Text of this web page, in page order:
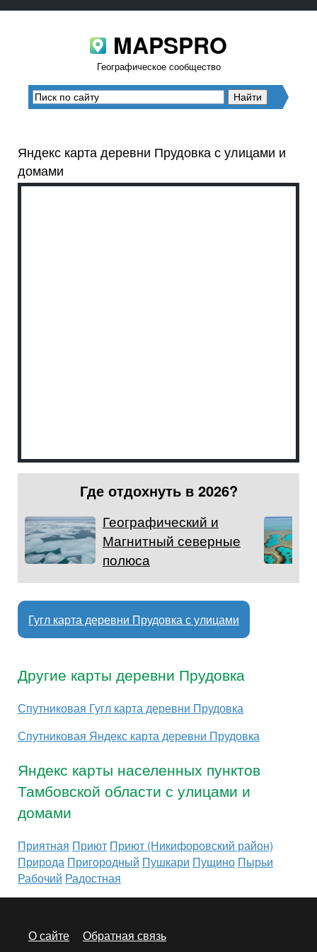
MAPSPRO
Географическое сообщество
Яндекс карта деревни Прудовка с улицами и
домами
Где отдохнуть в 2026?
Географический и
Магнитный северные
полюса
Гугл карта деревни Прудовка с улицами
Другие карты деревни Прудовка
Спутниковая Гугл карта деревни Прудовка
Спутниковая Яндекс карта деревни Прудовка
Яндекс карты населенных пунктов
Тамбовской области с улицами и
домами
Приятная Приют Приют (Никифоровский район)
Природа Пригородный Пушкари Пущино Пырьи
Рабочий Радостная
О сайте Обратная связь